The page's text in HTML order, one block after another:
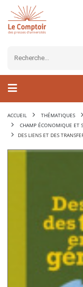
ACCUEIL THÉMATIQUES
CHAMP ÉCONOMIQUE ET
DES LIENS ET DES